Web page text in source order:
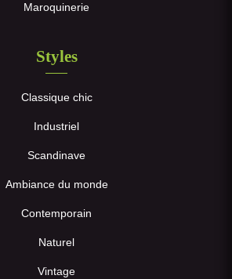
Maroquinerie
Styles
Classique chic
Industriel
Scandinave
Ambiance du monde
Contemporain
Naturel
Vintage